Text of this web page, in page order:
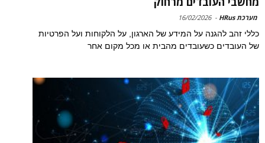
מערכת HRus -
16/02/2026
כללי זהב להגנה על המידע של הארגון, על הלקוחות ועל הפרטיות
של העובדים כשעובדים מהבית או מכל מקום אחר